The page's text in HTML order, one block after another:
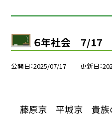
６年社会 7/17
公開日 2025/07/17 更新日
藤原京 平城京 貴族の